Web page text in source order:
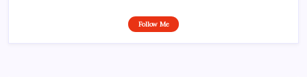
Follow Me